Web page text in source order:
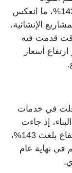
ارتفاعات ملحوظة راوحت بين 21% و143%، ما انعكس
الإنشائية،
وقت قدمت فيه
ارتفاع أسعار
في خدمات
إذ جاءت
«المضخة» في المرتبة الأولى بنسبة ارتفاع بلغت 143%،
لكلفتها من 700 درهم في نهاية عام